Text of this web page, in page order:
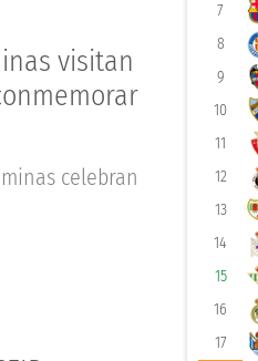
7
8
9
10
11
12
13
14
15
16
17
visitan
celebran